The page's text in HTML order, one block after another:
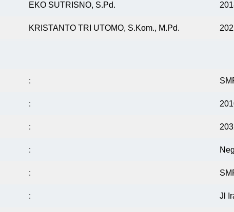
EKO SUTRISNO, S.Pd.
KRISTANTO TRI UTOMO, S.Kom., M.Pd.
:
:
:
:
:
: Jl